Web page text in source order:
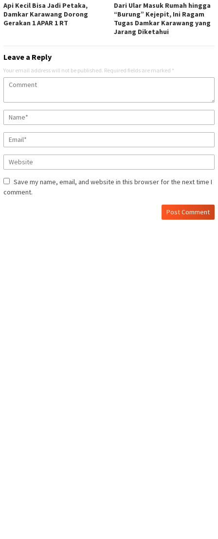
Api Kecil Bisa Jadi Petaka,
Damkar Karawang Dorong
Gerakan 1 APAR 1 RT
Dari Ular Masuk Rumah hingga
“Burung” Kejepit, Ini Ragam
Tugas Damkar Karawang yang
Jarang Diketahui
Leave a Reply
Your email address will not be published. Required fields are marked *
Save my name, email, and website in this browser for the next time I
comment.